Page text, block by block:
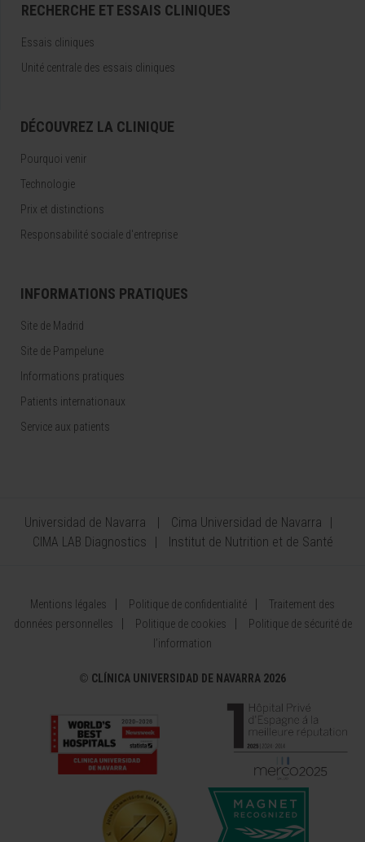
RECHERCHE ET ESSAIS CLINIQUES
Essais cliniques
Unité centrale des essais cliniques
DÉCOUVREZ LA CLINIQUE
Pourquoi venir
Technologie
Prix et distinctions
Responsabilité sociale d'entreprise
INFORMATIONS PRATIQUES
Site de Madrid
Site de Pampelune
Informations pratiques
Patients internationaux
Service aux patients
Universidad de Navarra
Cima Universidad de Navarra
CIMA LAB Diagnostics
Institut de Nutrition et de Santé
Mentions légales Politique de confidentialité
Traitement des
données personnelles
Politique de cookies
Politique de sécurité de
l’information
© CLÍNICA UNIVERSIDAD DE NAVARRA 2026